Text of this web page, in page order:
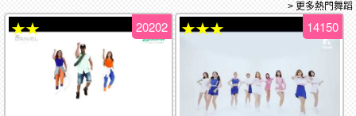
> 更多熱門舞蹈
20202
★★ 14150
★★★